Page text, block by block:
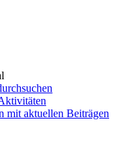
mit aktuellen Beiträgen